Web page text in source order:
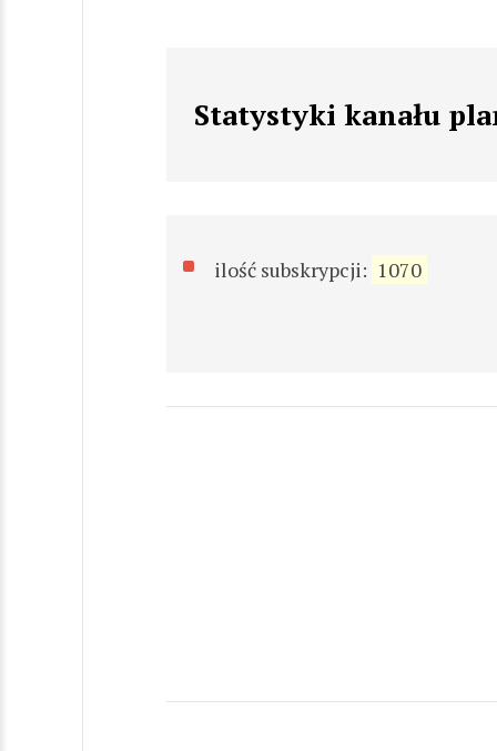
Statystyki kanału
ilość subskrypcji: 1070